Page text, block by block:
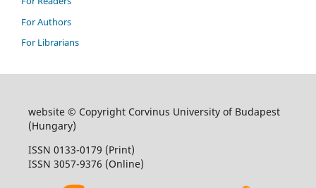
For Authors
For Librarians
website © Copyright Corvinus University of Budapest
(Hungary)
ISSN 0133-0179 (Print)
ISSN 3057-9376 (Online)